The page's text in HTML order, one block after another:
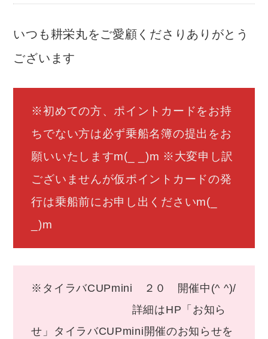
いつも耕栄丸をご愛顧くださりありがとう
ございます
※初めての方、ポイントカードをお持
ちでない方は必ず乗船名簿の提出をお
願いいたしますm(_ _)m ※大変申し訳
ございませんが仮ポイントカードの発
行は乗船前にお申し出くださいm(_
_)m
※タイラバCUPmini ２０ 開催中(^ ^)/
詳細はHP「お知ら
せ」タイラバCUPmini開催のお知らせを